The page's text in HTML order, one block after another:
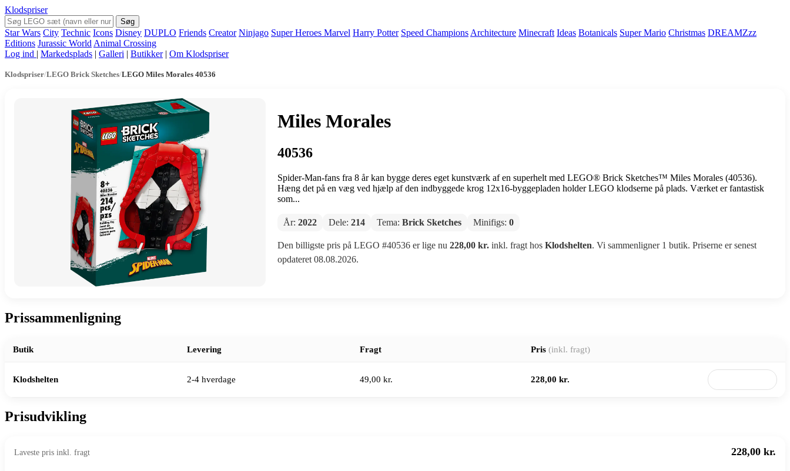
Klodspriser
Søg
Star Wars City Technic Icons Disney DUPLO Friends Creator Ninjago Super Heroes Marvel Harry Potter Speed Champions Architecture Minecraft Ideas Botanicals Super Mario Christmas DREAMZzz
Editions Jurassic World Animal Crossing
Log ind | Markedsplads | Galleri | Butikker | Om Klodspriser
Klodspriser/LEGO Brick Sketches/LEGO Miles Morales 40536
Miles Morales
40536
Spider-Man-fans fra 8 år kan bygge deres eget kunstværk af en superhelt med LEGO® Brick Sketches™ Miles Morales (40536).
Hæng det på en væg ved hjælp af den indbyggede krog 12x16-byggepladen holder LEGO klodserne på plads. Værket er fantastisk
som...
År: 2022 Dele: 214 Tema: Brick Sketches Minifigs: 0
Den billigste pris på LEGO #40536 er lige nu 228,00 kr.inkl. fragt hos Klodshelten. Vi sammenligner 1 butik. Priserne er senest
opdateret 08.08.2026.
Prissammenligning
Butik Levering Fragt Pris (inkl. fragt)
Klodshelten 2-4 hverdage 49,00 kr. 228,00 kr.
Prisudvikling
Laveste pris inkl. fragt 228,00 kr.